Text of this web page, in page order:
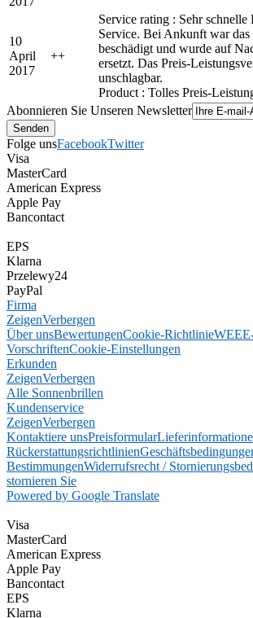
10
April
2017
++
Service rating : Sehr
Service. Bei Ankunft war
beschädigt und wurde auf
ersetzt. Das Preis-
unschlagbar.
Product : Tolles Preis-
Abonnieren Sie Unseren Newsletter
Folge unsFacebookTwitter
Visa
MasterCard
American Express
Apple Pay
Bancontact
EPS
Klarna
Przelewy24
PayPal
Firma
ZeigenVerbergen
Über unsBewertungenCookie-Richtlinie
VorschriftenCookie-Einstellungen
Erkunden
ZeigenVerbergen
Alle Sonnenbrillen
Kundenservice
ZeigenVerbergen
Kontaktiere unsPreisformular
Rückerstattungsrichtlinien
BestimmungenWiderrufsrecht /
stornieren Sie
Powered by Google Translate
Visa
MasterCard
American Express
Apple Pay
Bancontact
EPS
Klarna